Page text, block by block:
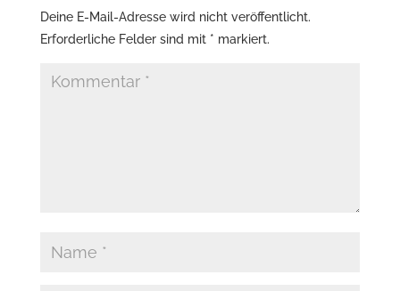
Deine E-Mail-Adresse wird nicht veröffentlicht.
Erforderliche Felder sind mit * markiert.